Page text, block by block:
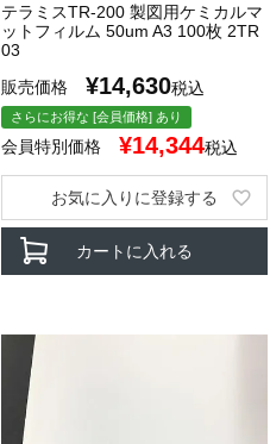
テラミスTR-200 製図用ケミカルマ
ットフィルム 50um A3 100枚 2TR
03
販売価格
¥14,630税込
さらにお得な [会員価格] あり
会員特別価格 ¥14,344税込
カートに入れる
お気に入りに登録する